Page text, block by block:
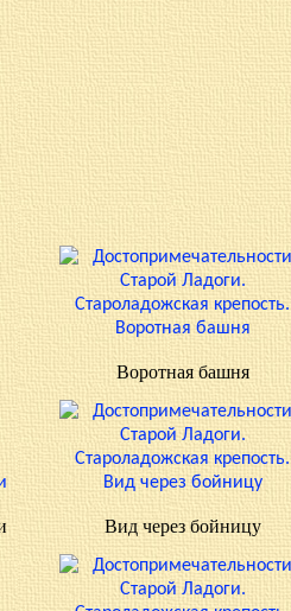
Воротная башня
Вид через бойницу